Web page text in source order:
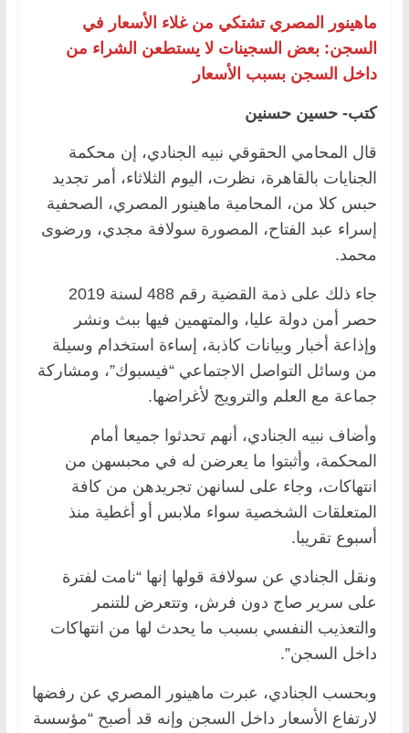
ماهينور المصري تشتكي من غلاء الأسعار في
السجن: بعض السجينات لا يستطعن الشراء من
داخل السجن بسبب الأسعار
كتب- حسين حسنين
قال المحامي الحقوقي نبيه الجنادي، إن محكمة
الجنايات بالقاهرة، نظرت، اليوم الثلاثاء، أمر تجديد
حبس كلا من، المحامية ماهينور المصري، الصحفية
إسراء عبد الفتاح، المصورة سولافة مجدي، ورضوى
محمد.
جاء ذلك على ذمة القضية رقم 488 لسنة 2019
حصر أمن دولة عليا، والمتهمين فيها ببث ونشر
وإذاعة أخبار وبيانات كاذبة، إساءة استخدام وسيلة
من وسائل التواصل الاجتماعي “فيسبوك”، ومشاركة
جماعة مع العلم والترويج لأغراضها.
وأضاف نبيه الجنادي، أنهم تحدثوا جميعا أمام
المحكمة، وأثبتوا ما يعرضن له في محبسهن من
انتهاكات، وجاء على لسانهن تجريدهن من كافة
المتعلقات الشخصية سواء ملابس أو أغطية منذ
أسبوع تقريبا.
ونقل الجنادي عن سولافة قولها إنها “نامت لفترة
على سرير صاج دون فرش، وتتعرض للتنمر
والتعذيب النفسي بسبب ما يحدث لها من انتهاكات
داخل السجن”.
وبحسب الجنادي، عبرت ماهينور المصري عن رفضها
لارتفاع الأسعار داخل السجن وإنه قد أصبح “مؤسسة